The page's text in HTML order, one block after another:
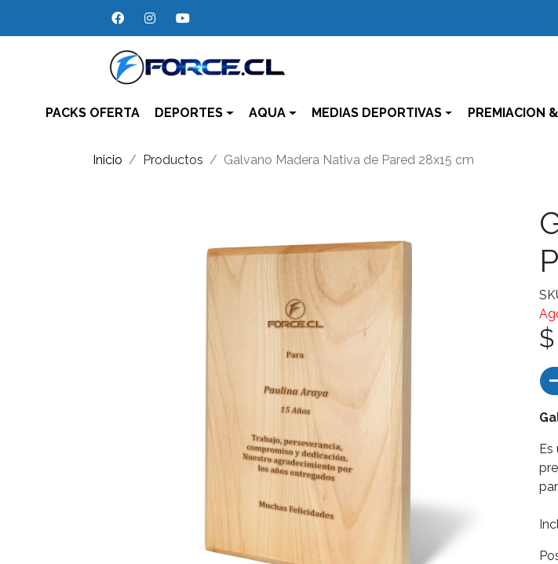
PACKS OFERTA DEPORTES AQUA MEDIAS DEPORTIVAS PREMIACION
Inicio Productos Galvano Madera Nativa de Pared 28x15 cm
Es